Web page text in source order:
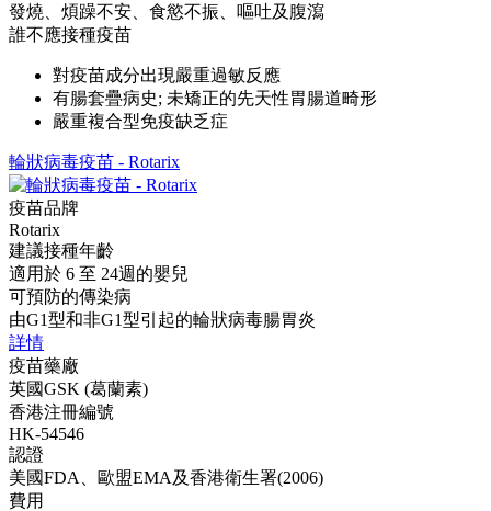
發燒、煩躁不安、食慾不振、嘔吐及腹瀉
誰不應接種疫苗
對疫苗成分出現嚴重過敏反應
有腸套疊病史; 未矯正的先天性胃腸道畸形
嚴重複合型免疫缺乏症
輪狀病毒疫苗 - Rotarix
疫苗品牌
Rotarix
建議接種年齡
適用於 6 至 24週的嬰兒
可預防的傳染病
由G1型和非G1型引起的輪狀病毒腸胃炎
詳情
疫苗藥廠
英國GSK (葛蘭素)
香港注冊編號
HK-54546
認證
美國FDA、歐盟EMA及香港衛生署(2006)
費用